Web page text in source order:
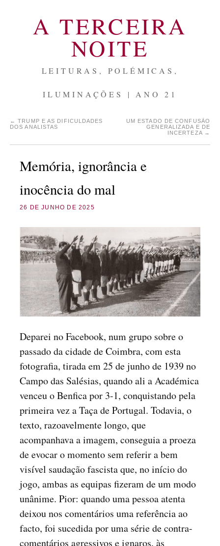
A TERCEIRA
NOITE
LEITURAS, POLÉMICAS,
ILUMINAÇÕES | ANO 21
← TRUMP E AS DIFICULDADES
DOS ANALISTAS
UM ESTADO DE CONFUSÃO
GENERALIZADA E DE
INCERTEZA →
Memória, ignorância e
inocência do mal
26 DE JUNHO DE 2025
Deparei no Facebook, num grupo sobre o
passado da cidade de Coimbra, com esta
fotografia, tirada em 25 de junho de 1939 no
Campo das Salésias, quando ali a Académica
venceu o Benfica por 3-1, conquistando pela
primeira vez a Taça de Portugal. Todavia, o
texto, razoavelmente longo, que
acompanhava a imagem, conseguia a proeza
de evocar o momento sem referir a bem
visível saudação fascista que, no início do
jogo, ambas as equipas fizeram de um modo
unânime. Pior: quando uma pessoa atenta
deixou nos comentários uma referência ao
facto, foi sucedida por uma série de contra-
comentários agressivos e ignaros, às